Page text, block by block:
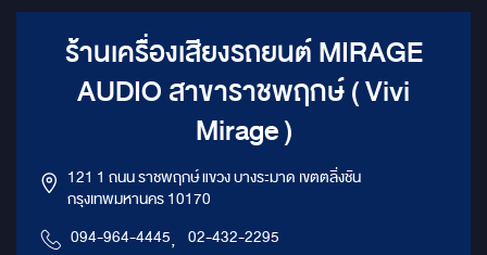
ร้านเครื่องเสียงรถยนต์ MIRAGE
AUDIO สาขาราชพฤกษ์ ( Vivi
Mirage )
121 1 ถนน ราชพฤกษ์ แขวง บางระมาด เขตตลิ่งชัน
กรุงเทพมหานคร 10170
094-964-4445, 02-432-2295